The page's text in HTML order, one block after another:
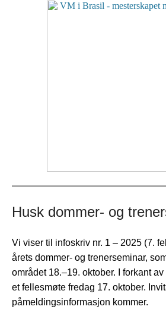
Husk dommer- og
Vi viser til infoskriv nr. 1 – 2025 (7.
årets dommer- og trenerseminar,
området 18.–19. oktober. I forkant
et fellesmøte fredag 17. oktober.
påmeldingsinformasjon kommer.